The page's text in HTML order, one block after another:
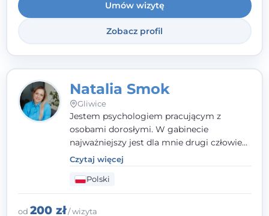
Umów wizytę
Zobacz profil
Natalia Smok
Gliwice
Jestem psychologiem pracującym z
osobami dorosłymi. W gabinecie
najważniejszy jest dla mnie drugi człowiek
- wierzę, że empatia, autentyczność i pełne
zaangażowanie tworzą bezpieczną
przestrzeń, będącą podstawą pracy nad
zmianą. W praktyce korzystam m.in. z
narzędzi Racjonalnej Terapii Zachowania.
Czytaj więcej
Polski
od 200 zł/ wizyta